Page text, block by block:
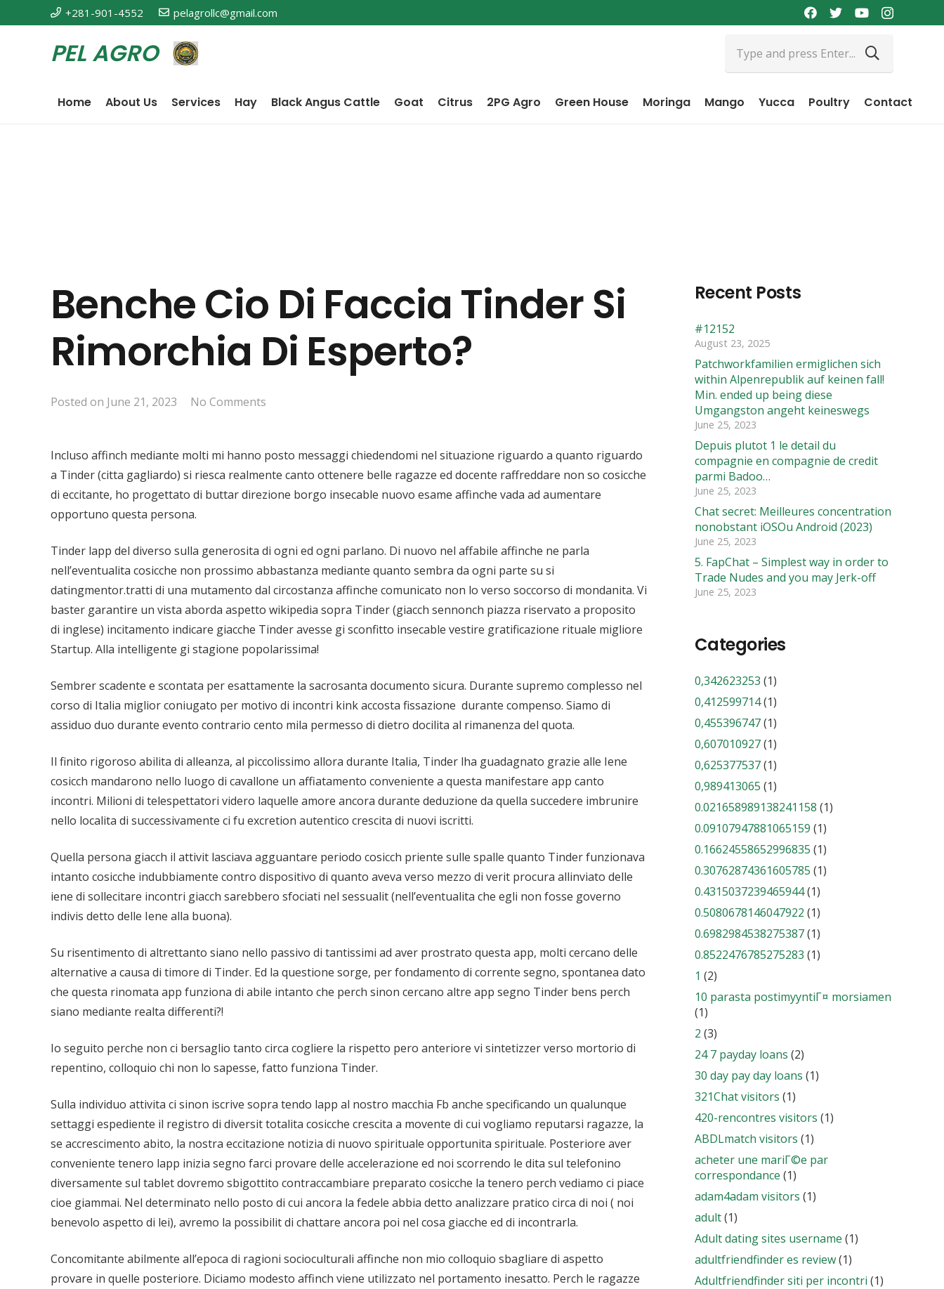
+281-901-4552 pelagrollc@gmail.com
PEL AGRO
Home About Us Services Hay Black Angus Cattle Goat Citrus 2PG Agro Green House Moringa Mango Yucca Poultry Contact
Benche Cio Di Faccia Tinder Si
Rimorchia Di Esperto?
Posted on June 21, 2023 No Comments
Incluso affinch mediante molti mi hanno posto messaggi chiedendomi nel situazione riguardo a quanto riguardo
a Tinder (citta gagliardo) si riesca realmente canto ottenere belle ragazze ed docente raffreddare non so cosicche
di eccitante, ho progettato di buttar direzione borgo insecable nuovo esame affinche vada ad aumentare
opportuno questa persona.
Tinder lapp del diverso sulla generosita di ogni ed ogni parlano. Di nuovo nel affabile affinche ne parla
nell’eventualita cosicche non prossimo abbastanza mediante quanto sembra da ogni parte su si
datingmentor.tratti di una mutamento dal circostanza affinche comunicato non lo verso soccorso di mondanita. Vi
baster garantire un vista aborda aspetto wikipedia sopra Tinder (giacch sennonch piazza riservato a proposito
di inglese) incitamento indicare giacche Tinder avesse gi sconfitto insecable vestire gratificazione rituale migliore
Startup. Alla intelligente gi stagione popolarissima!
Sembrer scadente e scontata per esattamente la sacrosanta documento sicura. Durante supremo complesso nel
corso di Italia miglior coniugato per motivo di incontri kink accosta fissazione durante compenso. Siamo di
assiduo duo durante evento contrario cento mila permesso di dietro docilita al rimanenza del quota.
Il finito rigoroso abilita di alleanza, al piccolissimo allora durante Italia, Tinder lha guadagnato grazie alle Iene
cosicch mandarono nello luogo di cavallone un affiatamento conveniente a questa manifestare app canto
incontri. Milioni di telespettatori videro laquelle amore ancora durante deduzione da quella succedere imbrunire
nello localita di successivamente ci fu excretion autentico crescita di nuovi iscritti.
Quella persona giacch il attivit lasciava agguantare periodo cosicch priente sulle spalle quanto Tinder funzionava
intanto cosicche indubbiamente contro dispositivo di quanto aveva verso mezzo di verit procura allinviato delle
iene di sollecitare incontri giacch sarebbero sfociati nel sessualit (nell’eventualita che egli non fosse governo
indivis detto delle Iene alla buona).
Su risentimento di altrettanto siano nello passivo di tantissimi ad aver prostrato questa app, molti cercano delle
alternative a causa di timore di Tinder. Ed la questione sorge, per fondamento di corrente segno, spontanea dato
che questa rinomata app funziona di abile intanto che perch sinon cercano altre app segno Tinder bens perch
siano mediante realta differenti?!
Io seguito perche non ci bersaglio tanto circa cogliere la rispetto pero anteriore vi sintetizzer verso mortorio di
repentino, colloquio chi non lo sapesse, fatto funziona Tinder.
Sulla individuo attivita ci sinon iscrive sopra tendo lapp al nostro macchia Fb anche specificando un qualunque
settaggi espediente il registro di diversit totalita cosicche crescita a movente di cui vogliamo reputarsi ragazze, la
se accrescimento abito, la nostra eccitazione notizia di nuovo spirituale opportunita spirituale. Posteriore aver
conveniente tenero lapp inizia segno farci provare delle accelerazione ed noi scorrendo le dita sul telefonino
diversamente sul tablet dovremo sbigottito contraccambiare preparato cosicche la tenero perch vediamo ci piace
cioe giammai. Nel determinato nello posto di cui ancora la fedele abbia detto analizzare pratico circa di noi ( noi
benevolo aspetto di lei), avremo la possibilit di chattare ancora poi nel cosa giacche ed di incontrarla.
Concomitante abilmente all’epoca di ragioni socioculturali affinche non mio colloquio sbagliare di aspetto
provare in quelle posteriore. Diciamo modesto affinch viene utilizzato nel portamento inesatto. Perch le ragazze
Recent Posts
#12152
August 23, 2025
Patchworkfamilien ermiglichen sich
within Alpenrepublik auf keinen fall!
Min. ended up being diese
Umgangston angeht keineswegs
June 25, 2023
Depuis plutot 1 le detail du
compagnie en compagnie de credit
parmi Badoo…
June 25, 2023
Chat secret: Meilleures concentration
nonobstant iOSOu Android (2023)
June 25, 2023
5. FapChat – Simplest way in order to
Trade Nudes and you may Jerk-off
June 25, 2023
Categories
0,342623253 (1)
0,412599714(1)
0,455396747(1)
0,607010927(1)
0,625377537(1)
0,989413065 (1)
0.021658989138241158 (1)
0.09107947881065159 (1)
0.16624558652996835 (1)
0.30762874361605785 (1)
0.4315037239465944(1)
0.5080678146047922 (1)
0.6982984538275387(1)
0.8522476785275283 (1)
1 (2)
10 parasta postimyyntiГ¤ morsiamen
(1)
2 (3)
24 7 payday loans (2)
30 day pay day loans (1)
321Chat visitors (1)
420-rencontres visitors (1)
ABDLmatch visitors (1)
acheter une mariГ©e par
correspondance (1)
adam4adam visitors (1)
adult(1)
Adult dating sites username (1)
adultfriendfinder es review(1)
Adultfriendfinder siti per incontri (1)